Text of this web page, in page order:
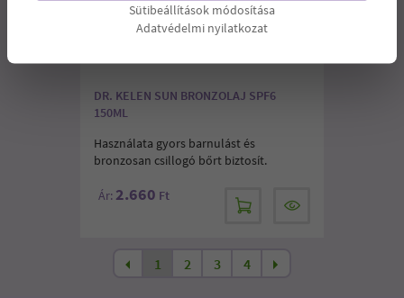
DR. KELEN SUN BRONZOLAJ SPF6
150ML
Használata gyors barnulást és
bronzosan csillogó bőrt biztosít.
Ár: 2.660 Ft
1 2 3 4
Sütibeállítások módosítása
Adatvédelmi nyilatkozat